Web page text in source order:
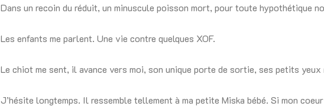
Dans un recoin du réduit, un minuscule poisson mort, pour toute hypothétique
Les enfants me parlent. Une vie contre quelques XOF.
Le chiot me sent, il avance vers moi, son unique porte de sortie, ses petits
J’hésite longtemps. Il ressemble tellement à ma petite Miska bébé. Si mon